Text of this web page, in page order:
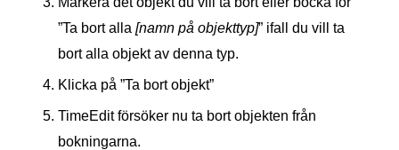
”Ta bort alla [namn på objekttyp]” ifall du vill ta
bort alla objekt av denna typ.
Klicka på ”Ta bort objekt”
TimeEdit försöker nu ta bort objekten från
bokningarna.